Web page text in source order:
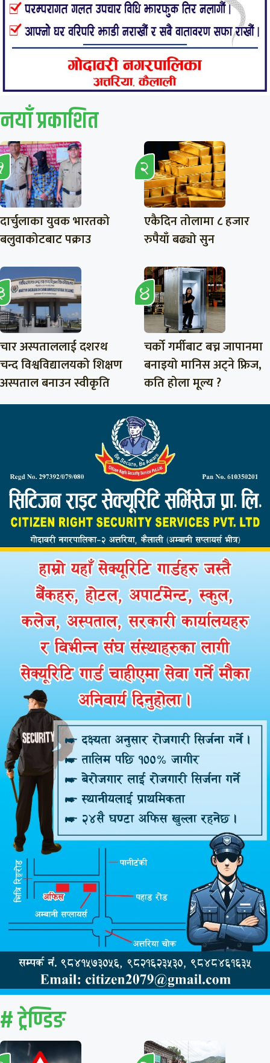
नयाँ प्रकाशित
दार्चुलाका युवक भारतको
बलुवाकोटबाट पक्राउ
एकैदिन तोलामा ८ हजार
रुपैयाँ बढ्यो सुन
चार अस्पताललाई दशरथ
चन्द विश्वविद्यालयको शिक्षण
अस्पताल बनाउन स्वीकृति
चर्को गर्मीबाट बच्न जापानमा
बनाइयो मानिस अट्ने फ्रिज,
कति होला मूल्य ?
# ट्रेण्डिङ